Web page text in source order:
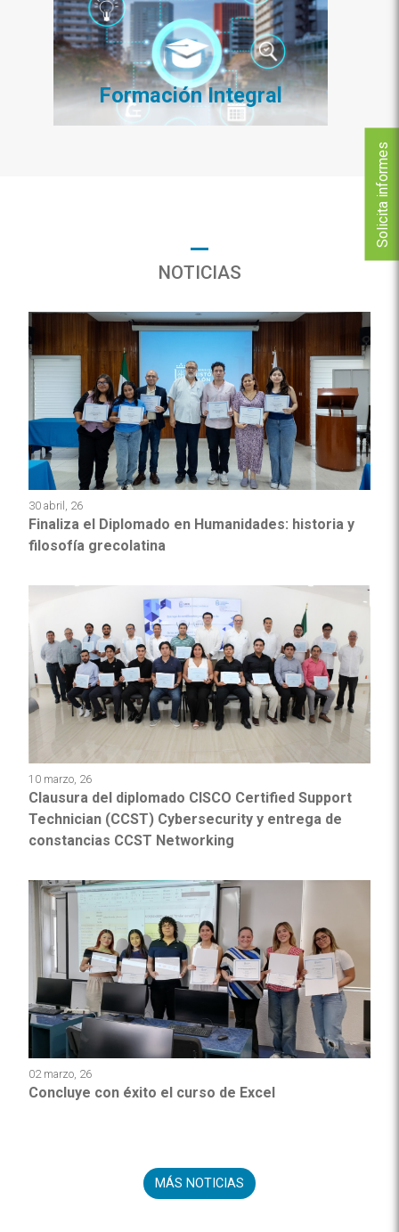
Solicita informes
Formación Integral
NOTICIAS
30 abril, 26
Finaliza el Diplomado en Humanidades: historia y
filosofía grecolatina
10 marzo, 26
Clausura del diplomado CISCO Certified Support
Technician (CCST) Cybersecurity y entrega de
constancias CCST Networking
02 marzo, 26
Concluye con éxito el curso de Excel
MÁS NOTICIAS